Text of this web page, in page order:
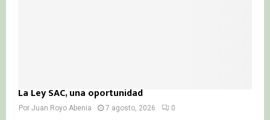
La Ley SAC, una oportunidad
Por Juan Royo Abenia 7 agosto, 2026 0